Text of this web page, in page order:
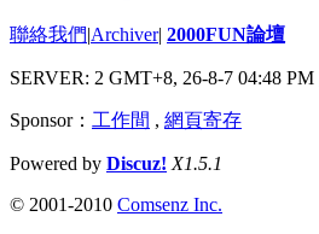
聯絡我們|Archiver| 2000FUN論壇
SERVER: 2 GMT+8, 26-8-7 04:48 PM
Sponsor： 工作間 , 網頁寄存
Powered by Discuz! X1.5.1
© 2001-2010 Comsenz Inc.